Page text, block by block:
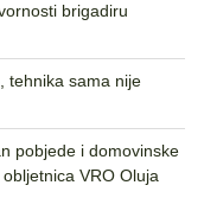
brigadiru
tehnika sama nije
pobjede i domovinske
VRO Oluja